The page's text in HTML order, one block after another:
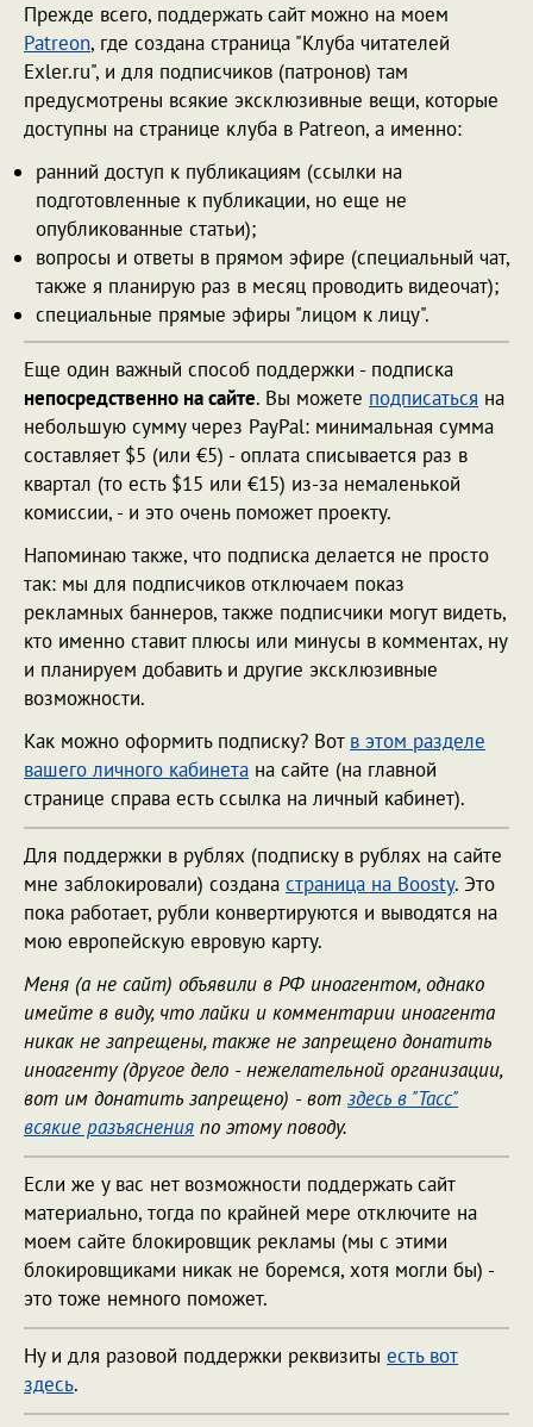
Прежде всего, поддержать сайт можно на моем
Patreon, где создана страница "Клуба читателей
Exler.ru", и для подписчиков (патронов) там
предусмотрены всякие эксклюзивные вещи, которые
доступны на странице клуба в Patreon, а именно:
ранний доступ к публикациям (ссылки на
подготовленные к публикации, но еще не
опубликованные статьи);
вопросы и ответы в прямом эфире (специальный чат,
также я планирую раз в месяц проводить видеочат);
специальные прямые эфиры "лицом к лицу".
Еще один важный способ поддержки - подписка
непосредственно на сайте. Вы можете подписаться на
небольшую сумму через PayPal: минимальная сумма
составляет $5 (или €5) - оплата списывается раз в
квартал (то есть $15 или €15) из-за немаленькой
комиссии, - и это очень поможет проекту.
Напоминаю также, что подписка делается не просто
так: мы для подписчиков отключаем показ
рекламных баннеров, также подписчики могут видеть,
кто именно ставит плюсы или минусы в комментах, ну
и планируем добавить и другие эксклюзивные
возможности.
Как можно оформить подписку? Вот в этом разделе
вашего личного кабинета на сайте (на главной
странице справа есть ссылка на личный кабинет).
Для поддержки в рублях (подписку в рублях на сайте
мне заблокировали) создана страница на Boosty. Это
пока работает, рубли конвертируются и выводятся на
мою европейскую евровую карту.
Меня (а не сайт) объявили в РФ иноагентом, однако
имейте в виду, что лайки и комментарии иноагента
никак не запрещены, также не запрещено донатить
иноагенту (другое дело - нежелательной организации,
вот им донатить запрещено) - вот здесь в "Тасс"
всякие разъяснения по этому поводу.
Если же у вас нет возможности поддержать сайт
материально, тогда по крайней мере отключите на
моем сайте блокировщик рекламы (мы с этими
блокировщиками никак не боремся, хотя могли бы) -
это тоже немного поможет.
Ну и для разовой поддержки реквизиты есть вот
здесь.